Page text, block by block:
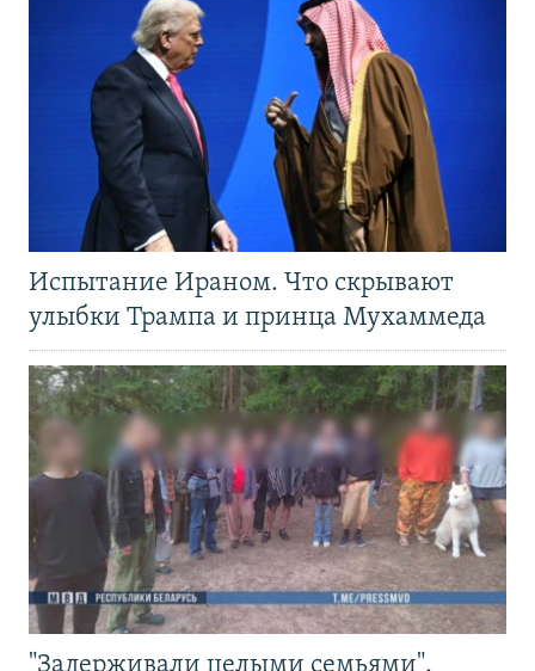
Испытание Ираном. Что скрывают
улыбки Трампа и принца Мухаммеда
"Задерживали целыми семьями".